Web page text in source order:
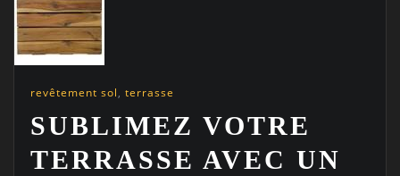
revêtement sol, terrasse
SUBLIMEZ VOTRE
TERRASSE AVEC UN